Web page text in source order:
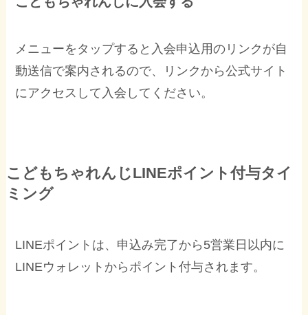
メニューをタップすると入会申込用のリンクが自
動送信で案内されるので、リンクから公式サイト
にアクセスして入会してください。
こどもちゃれんじLINEポイント付与タイ
ミング
LINEポイントは、申込み完了から5営業日以内に
LINEウォレットからポイント付与されます。